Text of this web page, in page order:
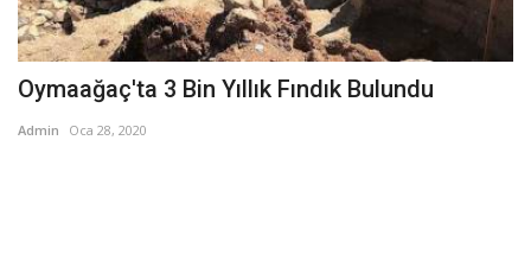
Oymaağaç'ta 3 Bin Yıllık Fındık Bulundu
Admin Oca 28, 2020